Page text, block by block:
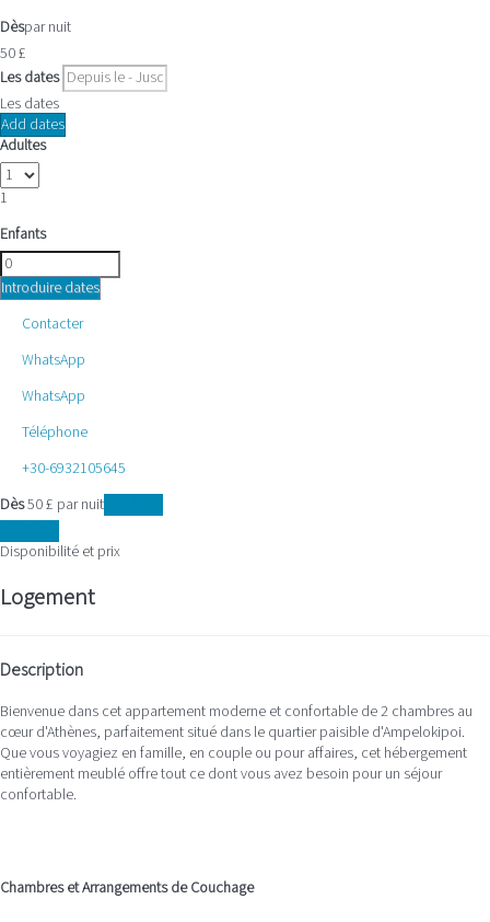
Dèspar nuit
50£
Les dates
Les dates
Add dates
Adultes
1
Enfants
Introduire dates
Contacter
WhatsApp
WhatsApp
Téléphone
+30-6932105645
Dès50£ par nuit
Disponibilité et prix
Logement
Description
Bienvenue dans cet appartement moderne et confortable de 2 chambres au
cœur d'Athènes, parfaitement situé dans le quartier paisible d'Ampelokipoi.
Que vous voyagiez en famille, en couple ou pour affaires, cet hébergement
entièrement meublé offre tout ce dont vous avez besoin pour un séjour
confortable.
Chambres et Arrangements de Couchage